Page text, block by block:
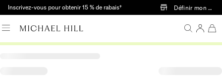
Passer au contenu principal
Inscrivez-vous pour obtenir 15 % de rabais† Définir mon